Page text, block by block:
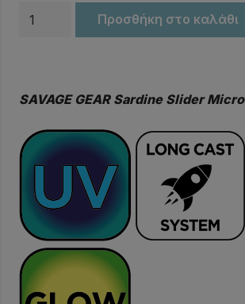
Πλάνοι
Slider
ποσότητα
Προσθήκη στο καλάθι
SAVAGE GEAR Sardine Slider Micro